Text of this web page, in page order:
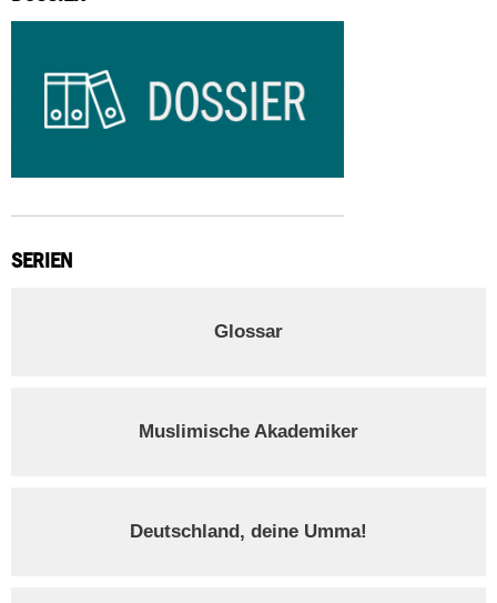
SERIEN
Glossar
Muslimische Akademiker
Deutschland, deine Umma!